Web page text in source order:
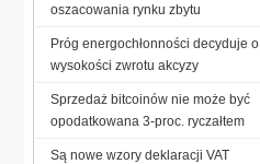
oszacowania rynku zbytu
Próg energochłonności decyduje o
wysokości zwrotu akcyzy
Sprzedaż bitcoinów nie może być
opodatkowana 3-proc. ryczałtem
Są nowe wzory deklaracji VAT